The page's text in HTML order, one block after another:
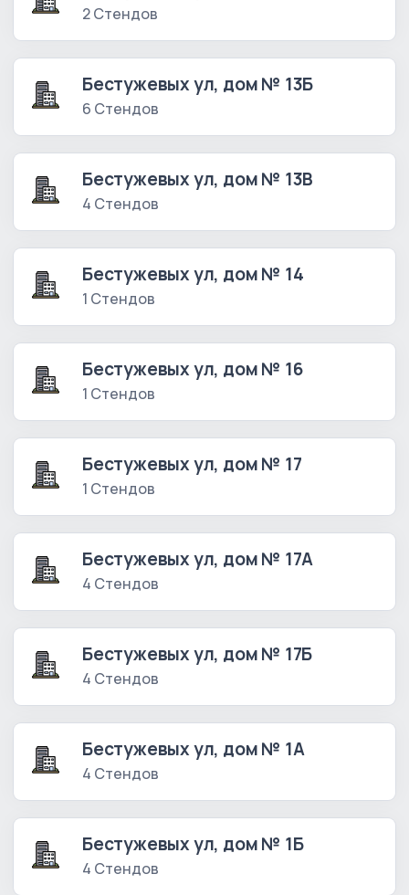
2 Стендов
Бестужевых ул, дом № 13Б
6 Стендов
Бестужевых ул, дом № 13В
4 Стендов
Бестужевых ул, дом № 14
1 Стендов
Бестужевых ул, дом № 16
1 Стендов
Бестужевых ул, дом № 17
1 Стендов
Бестужевых ул, дом № 17А
4 Стендов
Бестужевых ул, дом № 17Б
4 Стендов
Бестужевых ул, дом № 1А
4 Стендов
Бестужевых ул, дом № 1Б
4 Стендов